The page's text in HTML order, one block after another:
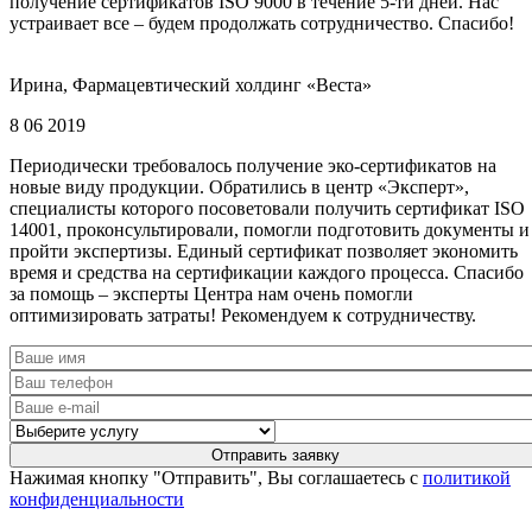
устраивает все – будем продолжать сотрудничество. Спасибо!
Ирина, Фармацевтический холдинг «Веста»
8 06 2019
Периодически требовалось получение эко-сертификатов на
новые виду продукции. Обратились в центр «Эксперт»,
специалисты которого посоветовали получить сертификат ISO
14001, проконсультировали, помогли подготовить документы и
пройти экспертизы. Единый сертификат позволяет экономить
время и средства на сертификации каждого процесса. Спасибо
за помощь – эксперты Центра нам очень помогли
оптимизировать затраты! Рекомендуем к сотрудничеству.
Нажимая кнопку "Отправить", Вы соглашаетесь с политикой
конфиденциальности